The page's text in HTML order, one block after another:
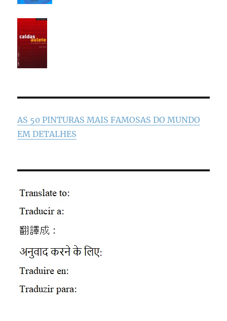
AS 50 PINTURAS MAIS FAMOSAS DO MUNDO
EM DETALHES